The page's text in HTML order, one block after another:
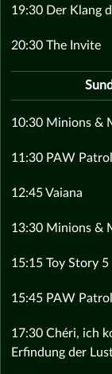
19:30 Der Klang
20:30 The Invite
10:30 Minions &
11:30 PAW
12:45 Vaiana
13:30 Minions &
15:15 Toy Story 5
15:45 PAW
17:30 Chéri, ich
Erfindung der